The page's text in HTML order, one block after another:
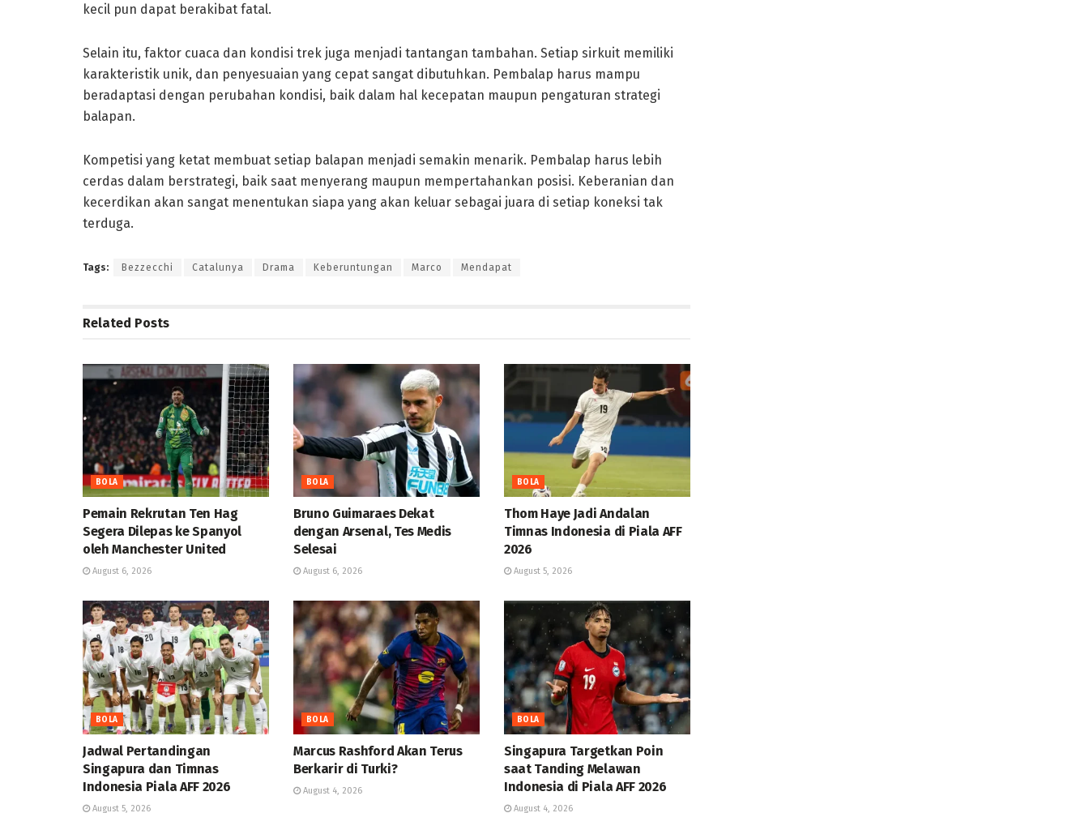
kecil pun dapat berakibat fatal.
Selain itu, faktor cuaca dan kondisi trek juga menjadi tantangan tambahan. Setiap sirkuit memiliki
karakteristik unik, dan penyesuaian yang cepat sangat dibutuhkan. Pembalap harus mampu
beradaptasi dengan perubahan kondisi, baik dalam hal kecepatan maupun pengaturan strategi
balapan.
Kompetisi yang ketat membuat setiap balapan menjadi semakin menarik. Pembalap harus lebih
cerdas dalam berstrategi, baik saat menyerang maupun mempertahankan posisi. Keberanian dan
kecerdikan akan sangat menentukan siapa yang akan keluar sebagai juara di setiap koneksi tak
terduga.
Tags: Bezzecchi Catalunya Drama Keberuntungan Marco Mendapat
Related Posts
BOLA
Pemain Rekrutan Ten Hag
Segera Dilepas ke Spanyol
oleh Manchester United
August 6, 2026
BOLA
Bruno Guimaraes Dekat
dengan Arsenal, Tes Medis
Selesai
August 6, 2026
BOLA
Thom Haye Jadi Andalan
Timnas Indonesia di Piala AFF
2026
August 5, 2026
BOLA
Jadwal Pertandingan
Singapura dan Timnas
Indonesia Piala AFF 2026
August 5, 2026
BOLA
Marcus Rashford Akan Terus
Berkarir di Turki?
August 4, 2026
BOLA
Singapura Targetkan Poin
saat Tanding Melawan
Indonesia di Piala AFF 2026
August 4, 2026